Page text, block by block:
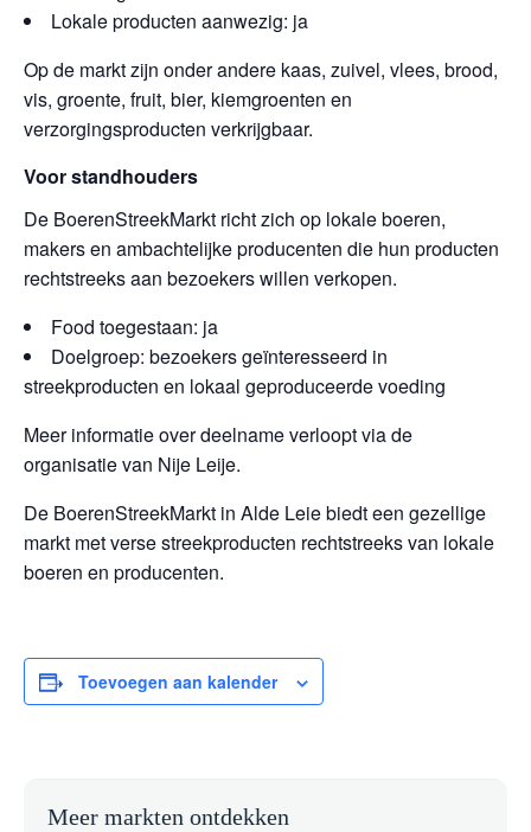
Lokale producten aanwezig: ja
Op de markt zijn onder andere kaas, zuivel, vlees, brood,
vis, groente, fruit, bier, kiemgroenten en
verzorgingsproducten verkrijgbaar.
Voor standhouders
De BoerenStreekMarkt richt zich op lokale boeren,
makers en ambachtelijke producenten die hun producten
rechtstreeks aan bezoekers willen verkopen.
Food toegestaan: ja
Doelgroep: bezoekers geïnteresseerd in
streekproducten en lokaal geproduceerde voeding
Meer informatie over deelname verloopt via de
organisatie van Nije Leije.
De BoerenStreekMarkt in Alde Leie biedt een gezellige
markt met verse streekproducten rechtstreeks van lokale
boeren en producenten.
Toevoegen aan kalender
Meer markten ontdekken